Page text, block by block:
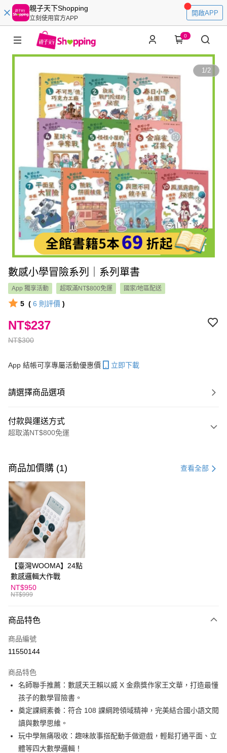
親子天下Shopping
立刻使用官方APP
開啟APP
0
1/2
數感小學冒險系列｜系列單書
App 獨享活動 超取滿NT$800免運 國家/地區配送
5 ( 6 則評價 )
NT$300
NT$237
App 結帳可享專屬活動優惠價 立即下載
請選擇商品選項
付款與運送方式
超取滿NT$800免運
信用卡一次付款
LINE Pay
Apple Pay
大哥付你分期
相關說明
【大哥付你分期使用說明】
1.本服務由台灣大哥大提供，台灣大哥大用戶可立即使用無須另外申請。
2.付款方式選擇「大哥付你分期」，訂單成立後會自動跳轉到大哥付的交易
流程，驗證手機門號後，選擇欲分期的期數、繳款截止日，確認付款後即完
成交易。
3.實際核准額度、可分期數及費用金額請依後續交易確認頁面所載為準。
法說明評估內容。
1.分期款項不併入電信帳單，「大哥付你分期」於每月結算日後寄送繳費提
醒簡訊。
【注意事項】
1.本服務係由「台灣大哥大股份有限公司」（以下簡稱本公司）所提供，讓
用戶於交易時，得透過本服務購買商品或服務，並由商店將買賣／分期付款
買賣價金債權讓與本公司後，依約使用本公司帳單繳交帳款。
2.基於同意付款使用「大哥付你分期」之契約關係目的，商店將以您的個人
由本公司與您本人進行分期帳單所需資料之確認、核對及更正。
3.完整用戶服務條款，請詳閱以下連結：
AFTEE先享後付
相關說明
【關於「AFTEE先享後付」】
AFTEE先享後付是「在收到商品之後才付款」的支付方式。 讓您購物簡單
便利好安心！
２．便利：只要手機號碼，簡訊認證，即可結帳。
３．安心：先確認商品／服務後，再付款。
【「AFTEE先享後付」結帳流程】
１．於結帳方式選擇「AFTEE先享後付」後，將跳轉至「AFTEE先享後付」
２．訂單成立數日內，您將收到繳費通知簡訊。
ATM／網路銀行／等多元方式進行付款，方視為交易完成。
※ 請注意：結帳手續完成當下不需立刻繳費，但若您需要取消訂單，請聯絡
購買商品的店家。未經商家同意取消之訂單仍視為有效，需透過AFTEE先享
後付繳納相關費用。
※ 交易是否成功請以「AFTEE先享後付 」之結帳頁面顯示為準，若有關於
是否繳費成功／繳費後需取消欲退款等相關疑問，請聯繫「AFTEE先享後付
ATM付款
每筆NT$70，滿NT$800(含以上)免運費
每筆NT$70，滿NT$800(含以上)免運費
國內宅配/郵寄 (不適用離島、海外及郵局i郵箱)
每筆NT$70，滿NT$800(含以上)免運費
離島宅配（澎湖、金門、馬祖、小琉球；不適用於郵局i郵箱）
每筆NT$200
商品加價購 (1) 查看全部
【臺灣WOOMA】24點
數感邏輯大作戰
NT$950
NT$999
商品特色
商品編號
11550144
商品特色
名師聯手推薦：數感天王賴以威 X 金鼎獎作家王文華，打造最懂
孩子的數學冒險書。
奠定課綱素養：符合 108 課綱跨領域精神，完美結合國小語文閱
讀與數學思維。
玩中學無痛吸收：趣味故事搭配動手做遊戲，輕鬆打通平面、立
體等四大數學邏輯！